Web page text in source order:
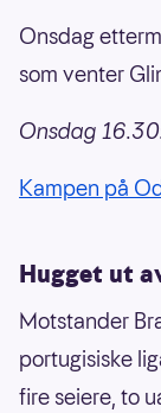
Onsdag
som venter
Onsdag
Kampen på
Hugget ut
Motstander
portugisiske
fire seiere, to